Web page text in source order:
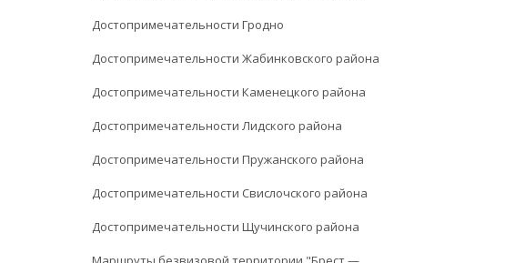
Достопримечательности Гродно
Достопримечательности Жабинковского района
Достопримечательности Каменецкого района
Достопримечательности Лидского района
Достопримечательности Пружанского района
Достопримечательности Свислочского района
Достопримечательности Щучинского района